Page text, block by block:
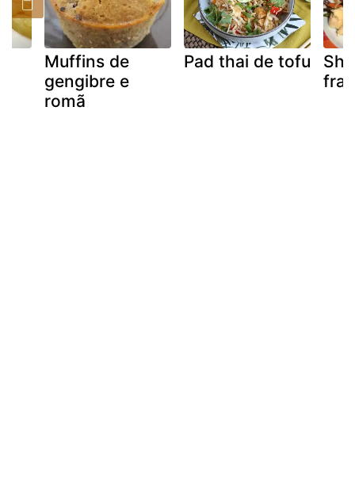
Muffins de
gengibre e
romã
Pad thai de tofu